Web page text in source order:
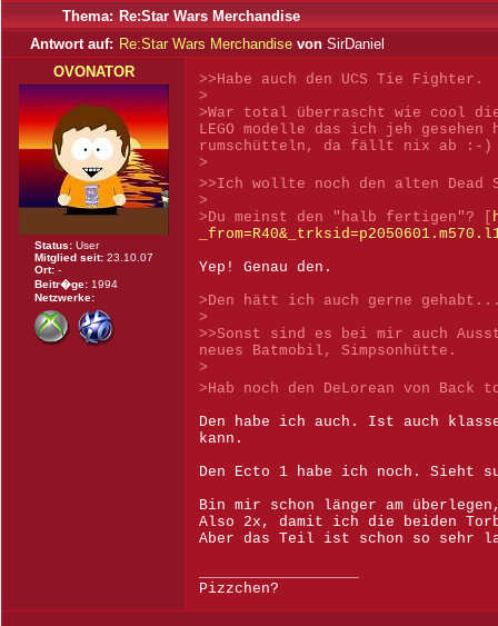
Thema: Re:Star Wars Merchandise
Antwort auf: Re:Star Wars Merchandise von SirDaniel
OVONATOR
Status: User
Mitglied seit: 23.10.07
Ort: -
Beitr�ge: 1994
Netzwerke:
>>Habe auch den UCS Tie Fighter.
>
>War total überrascht wie cool
LEGO modelle das ich jeh
rumschütteln, da fällt nix ab :-)
>
>>Ich wollte noch den alten
>
>Du meinst den "halb fertigen"? [
Yep! Genau den.
>Den hätt ich auch gerne
>
>>Sonst sind es bei mir auch
neues Batmobil, Simpsonhütte.
>
>Hab noch den DeLorean von
Den habe ich auch. Ist auch
kann.
Den Ecto 1 habe ich noch. Sieht
Bin mir schon länger am
Also 2x, damit ich die beiden
Aber das Teil ist schon so sehr
Pizzchen?